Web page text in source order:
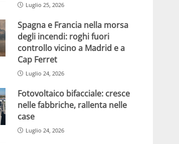
Luglio 25, 2026
Spagna e Francia nella morsa
degli incendi: roghi fuori
controllo vicino a Madrid e a
Cap Ferret
Luglio 24, 2026
Fotovoltaico bifacciale: cresce
nelle fabbriche, rallenta nelle
case
Luglio 24, 2026